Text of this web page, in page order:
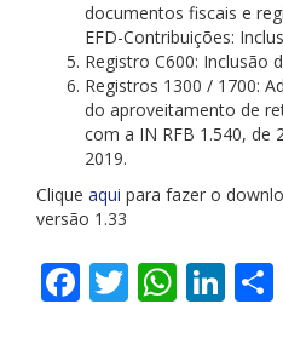
documentos fiscais e
EFD-Contribuições:
Registro C600: Inclusão
Registros 1300 / 1700:
do aproveitamento de
com a IN RFB 1.540, de
2019.
Clique aqui para fazer o
versão 1.33
Facebook
Twitter